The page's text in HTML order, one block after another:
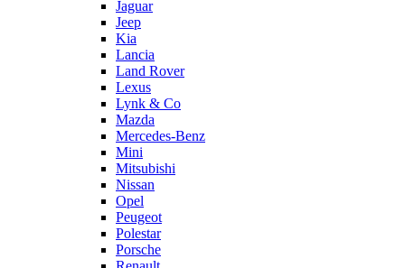
Jaguar
Jeep
Kia
Lancia
Land Rover
Lexus
Lynk & Co
Mazda
Mercedes-Benz
Mini
Mitsubishi
Nissan
Opel
Peugeot
Polestar
Porsche